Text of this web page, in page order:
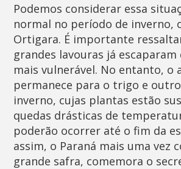
Podemos considerar essa
normal no período de inverno,
Ortigara. É importante
grandes lavouras já
mais vulnerável. No entanto, o
permanece para o trigo e
inverno, cujas plantas estão
quedas drásticas de
poderão ocorrer até o fim da
assim, o Paraná mais uma vez
grande safra, comemora o